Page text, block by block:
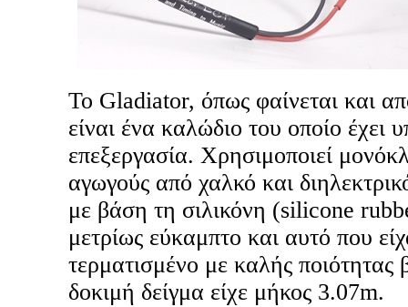
To Gladiator, όπως φαίνεται και
είναι ένα καλώδιο του οποίο έχει
επεξεργασία. Χρησιμοποιεί
αγωγούς από χαλκό και
με βάση τη σιλικόνη (silicone
μετρίως εύκαμπτο και αυτό που
τερματισμένο με καλής
δοκιμή δείγμα είχε μήκος 3.07m.